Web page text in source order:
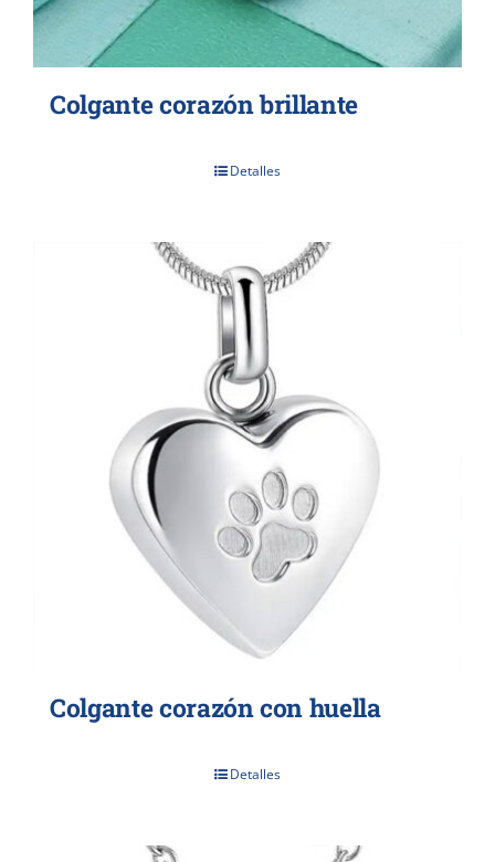
Colgante corazón brillante
Detalles
Colgante corazón con huella
Detalles